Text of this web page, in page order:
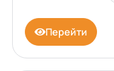
Перейти